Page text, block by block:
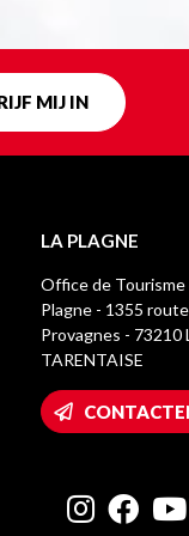
MIJ IN
LA PLAGNE
Office de Tourisme
Plagne - 1355 route
Provagnes - 73210
TARENTAISE